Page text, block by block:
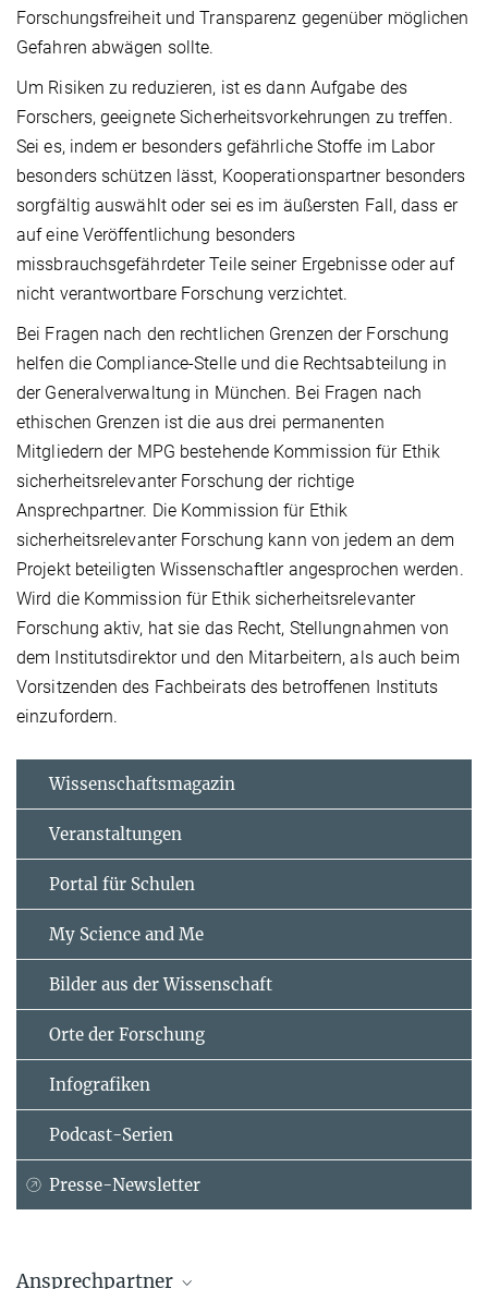
Forschungsfreiheit und Transparenz gegenüber möglichen
Gefahren abwägen sollte.
Um Risiken zu reduzieren, ist es dann Aufgabe des
Forschers, geeignete Sicherheitsvorkehrungen zu treffen.
Sei es, indem er besonders gefährliche Stoffe im Labor
besonders schützen lässt, Kooperationspartner besonders
sorgfältig auswählt oder sei es im äußersten Fall, dass er
auf eine Veröffentlichung besonders
missbrauchsgefährdeter Teile seiner Ergebnisse oder auf
nicht verantwortbare Forschung verzichtet.
Bei Fragen nach den rechtlichen Grenzen der Forschung
helfen die Compliance-Stelle und die Rechtsabteilung in
der Generalverwaltung in München. Bei Fragen nach
ethischen Grenzen ist die aus drei permanenten
Mitgliedern der MPG bestehende Kommission für Ethik
sicherheitsrelevanter Forschung der richtige
Ansprechpartner. Die Kommission für Ethik
sicherheitsrelevanter Forschung kann von jedem an dem
Projekt beteiligten Wissenschaftler angesprochen werden.
Wird die Kommission für Ethik sicherheitsrelevanter
Forschung aktiv, hat sie das Recht, Stellungnahmen von
dem Institutsdirektor und den Mitarbeitern, als auch beim
Vorsitzenden des Fachbeirats des betroffenen Instituts
einzufordern.
Wissenschaftsmagazin
Veranstaltungen
Portal für Schulen
My Science and Me
Bilder aus der Wissenschaft
Orte der Forschung
Infografiken
Podcast-Serien
Presse-Newsletter
Ansprechpartner